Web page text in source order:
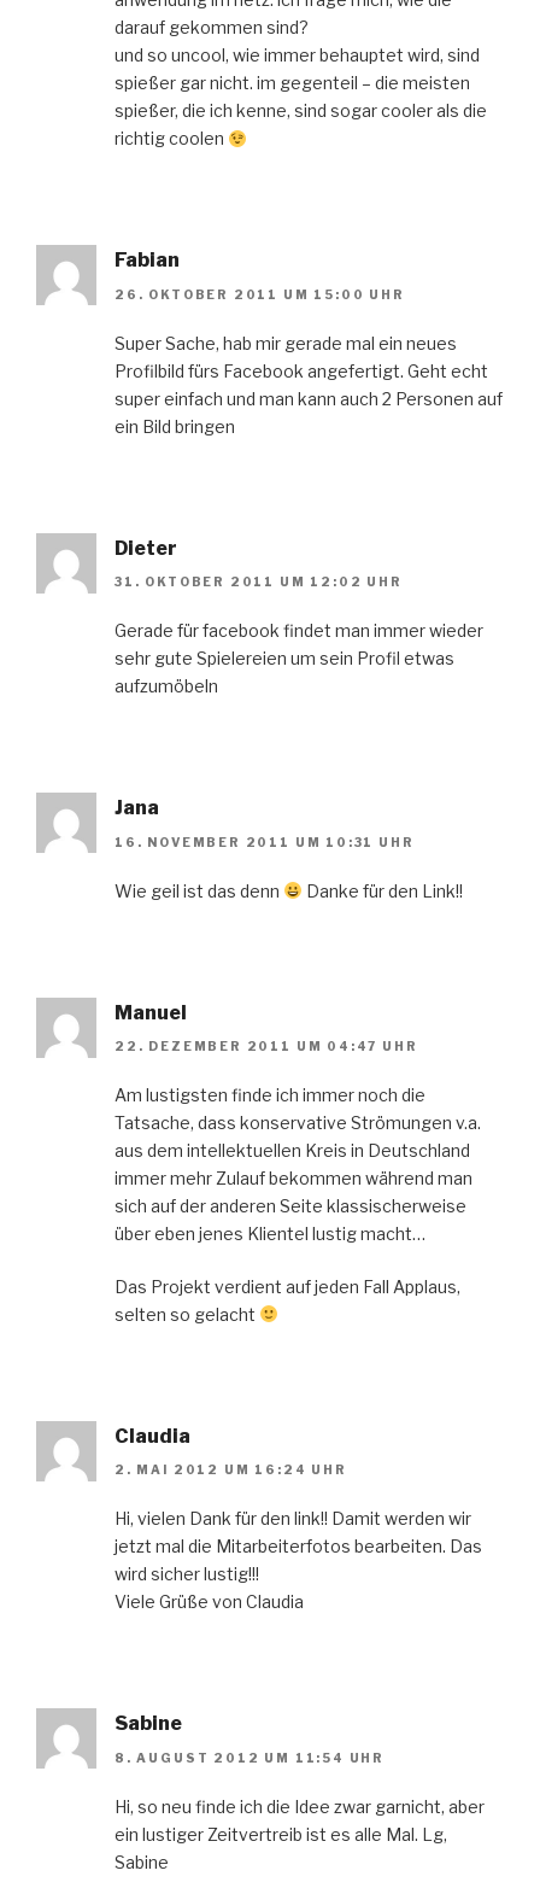
darauf gekommen sind?
und so uncool, wie immer behauptet wird, sind
spießer gar nicht. im gegenteil – die meisten
spießer, die ich kenne, sind sogar cooler als die
richtig coolen
Fabian
26. OKTOBER 2011 UM 15:00 UHR
Super Sache, hab mir gerade mal ein neues
Profilbild fürs Facebook angefertigt. Geht echt
super einfach und man kann auch 2 Personen auf
ein Bild bringen
Dieter
31. OKTOBER 2011 UM 12:02 UHR
Gerade für facebook findet man immer wieder
sehr gute Spielereien um sein Profil etwas
aufzumöbeln
Jana
16. NOVEMBER 2011 UM 10:31 UHR
Wie geil ist das denn Danke für den Link!!
Manuel
22. DEZEMBER 2011 UM 04:47 UHR
Am lustigsten finde ich immer noch die
Tatsache, dass konservative Strömungen v.a.
aus dem intellektuellen Kreis in Deutschland
immer mehr Zulauf bekommen während man
sich auf der anderen Seite klassischerweise
über eben jenes Klientel lustig macht…
Das Projekt verdient auf jeden Fall Applaus,
selten so gelacht
Claudia
2. MAI 2012 UM 16:24 UHR
Hi, vielen Dank für den link!! Damit werden wir
jetzt mal die Mitarbeiterfotos bearbeiten. Das
wird sicher lustig!!!
Viele Grüße von Claudia
Sabine
8. AUGUST 2012 UM 11:54 UHR
Hi, so neu finde ich die Idee zwar garnicht, aber
ein lustiger Zeitvertreib ist es alle Mal. Lg,
Sabine